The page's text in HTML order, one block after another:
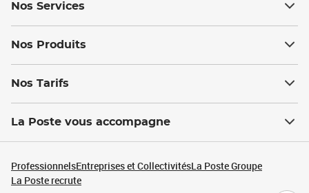
Nos Services
Nos Produits
Nos Tarifs
La Poste vous accompagne
ProfessionnelsEntreprises et CollectivitésLa Poste Groupe
La Poste recrute